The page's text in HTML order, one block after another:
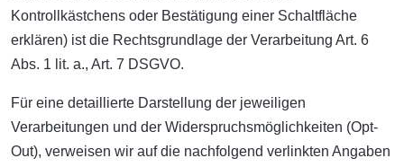
Kontrollkästchens oder Bestätigung einer Schaltfläche
erklären) ist die Rechtsgrundlage der Verarbeitung Art. 6
Abs. 1 lit. a., Art. 7 DSGVO.
Für eine detaillierte Darstellung der jeweiligen
Verarbeitungen und der Widerspruchsmöglichkeiten (Opt-
Out), verweisen wir auf die nachfolgend verlinkten Angaben